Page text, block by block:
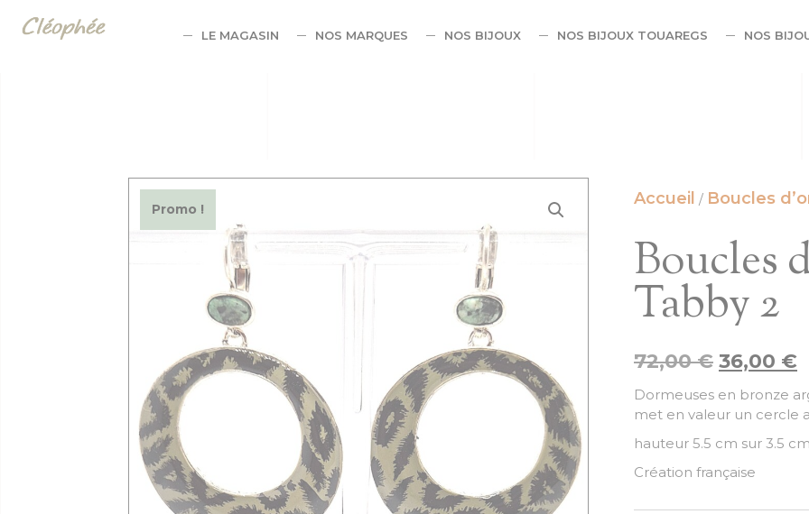
LE MAGASIN NOS MARQUES NOS BIJOUX NOS BIJOUX TOUAREGS NOS
Promo !
Accueil / Boucles
Boucles
Tabby 2
72,00€ 36,00 €
Dormeuses en bronze
met en valeur un cercle
hauteur 5.5 cm sur 3.5
Création française